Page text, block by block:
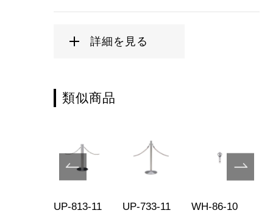
詳細を見る
類似商品
UP-813-11 UP-733-11 WH-86-10